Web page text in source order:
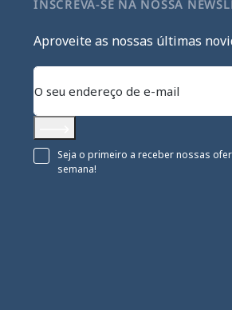
INSCREVA-SE NA NOSSA
Aproveite as nossas últimas
Subscrever
Seja o primeiro a receber nossas
semana!